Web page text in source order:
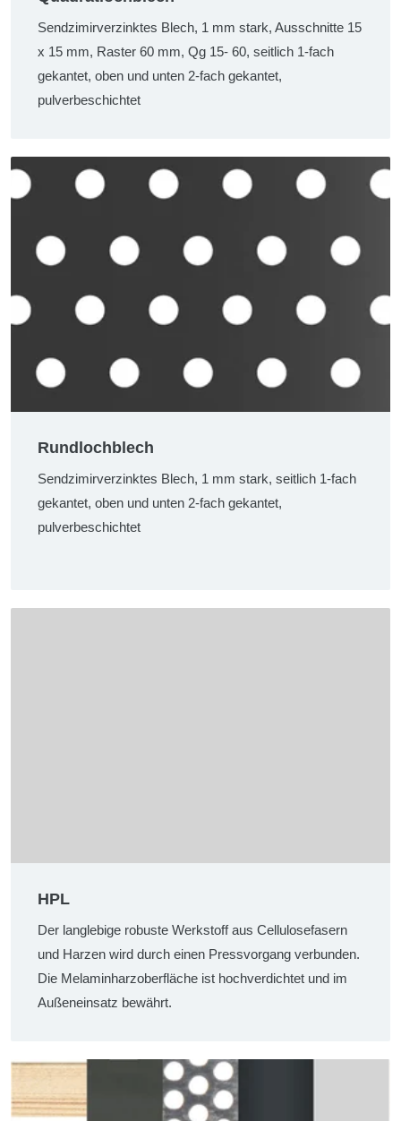
Sendzimirverzinktes Blech, 1 mm stark, Ausschnitte 15
x 15 mm, Raster 60 mm, Qg 15- 60, seitlich 1-fach
gekantet, oben und unten 2-fach gekantet,
pulverbeschichtet
Rundlochblech
Sendzimirverzinktes Blech, 1 mm stark, seitlich 1-fach
gekantet, oben und unten 2-fach gekantet,
pulverbeschichtet
HPL
Der langlebige robuste Werkstoff aus Cellulosefasern
und Harzen wird durch einen Pressvorgang verbunden.
Die Melaminharzoberfläche ist hochverdichtet und im
Außeneinsatz bewährt.